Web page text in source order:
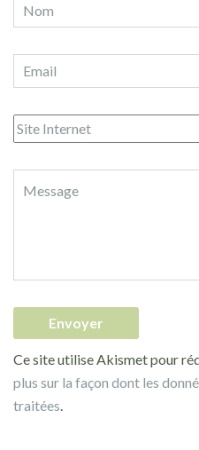
Ce site utilise Akismet pour
plus sur la façon dont les
traitées